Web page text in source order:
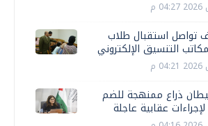
تواصل استقبال طلاب
التنسيق الإلكتروني
ذراع ممنهجة للضم
عقابية عاجلة